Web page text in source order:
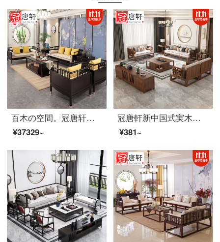
百木の空間。冠唐轩新中国式の木の布芸ソファー現代中国式の軽い豪華綿麻が別荘のモデルルームのソファーセットを取り壊して洗って、家具をセットして注文して三人のソファーを作ることができます。
¥37329~
冠唐軒新中国式実木胡桃木全実木ソファ現代簡素禅意布芸ソファホテル別荘中国風古典家具家装オーダーメード色サイズの違いを修正して注文します。
¥381~